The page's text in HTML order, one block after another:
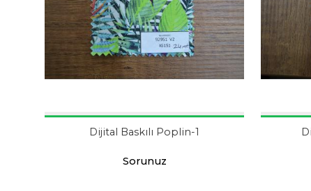
Dijital Baskılı Poplin-1
Sorunuz